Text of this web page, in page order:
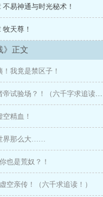
不易神通与时光秘术！
牧天尊！
》正文
！我竟是禁区子！
第4章 诸帝试验场？！（六千字求追读！）
空精血！
界那么大……
也是荒奴？！
空亲传！（六千求追读！）